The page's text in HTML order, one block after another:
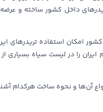
داخل کشور ساخته و
امکان استفاده تریدرهای
ایران را در لیست سیاه
آن‌ها و نحوه ساخت هرکدام